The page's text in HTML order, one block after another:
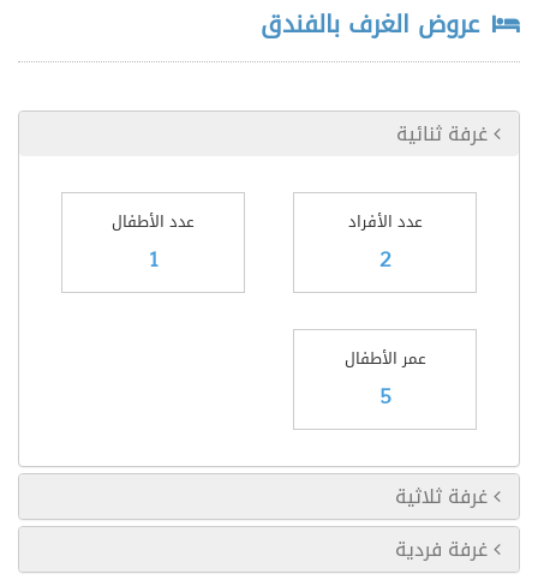
عروض الغرف بالفندق
غرفة ثنائية
عدد الأفراد
2
عدد الأطفال
1
عمر الأطفال
5
غرفة ثلاثية
غرفة فردية